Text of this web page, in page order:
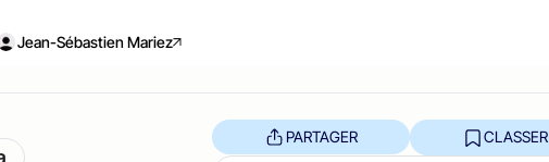
Jean-Sébastien Mariez
PARTAGER CLASSER